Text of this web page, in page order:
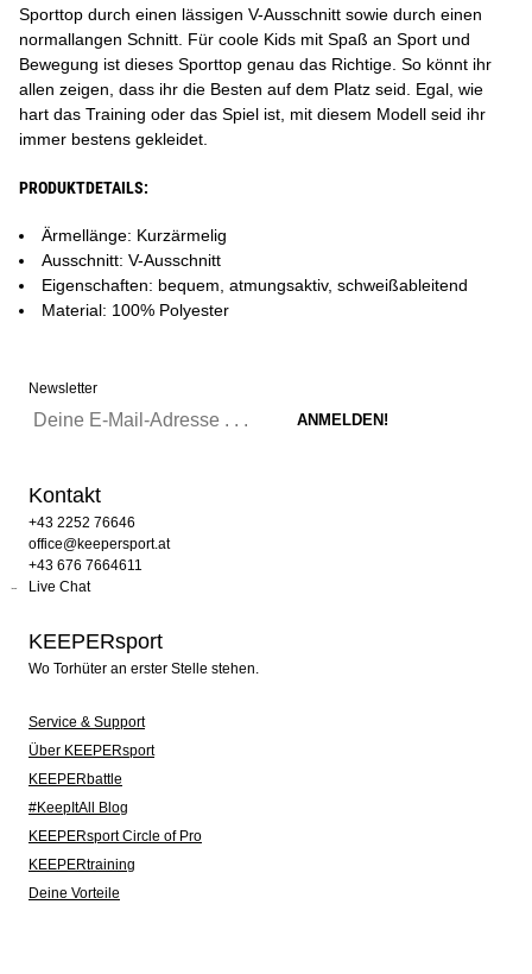
Sporttop durch einen lässigen V-Ausschnitt sowie durch einen
normallangen Schnitt. Für coole Kids mit Spaß an Sport und
Bewegung ist dieses Sporttop genau das Richtige. So könnt ihr
allen zeigen, dass ihr die Besten auf dem Platz seid. Egal, wie
hart das Training oder das Spiel ist, mit diesem Modell seid ihr
immer bestens gekleidet.
PRODUKTDETAILS:
Ärmellänge: Kurzärmelig
Ausschnitt: V-Ausschnitt
Eigenschaften: bequem, atmungsaktiv, schweißableitend
Material: 100% Polyester
Newsletter
Kontakt
+43 2252 76646
office@keepersport.at
+43 676 7664611
Live Chat
KEEPERsport
Wo Torhüter an erster Stelle stehen.
Service & Support
Über KEEPERsport
KEEPERbattle
#KeepItAll Blog
KEEPERsport Circle of Pro
KEEPERtraining
Deine Vorteile